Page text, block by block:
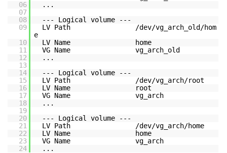
06
...
07
08
--- Logical volume ---
09
LV Path /dev/vg_arch_old/hom
e
10
LV Name home
11
VG Name vg_arch_old
12
...
13
14
--- Logical volume ---
15
LV Path /dev/vg_arch/root
16
LV Name root
17
VG Name vg_arch
18
...
19
20
--- Logical volume ---
21
LV Path /dev/vg_arch/home
22
LV Name home
23
VG Name vg_arch
24
...